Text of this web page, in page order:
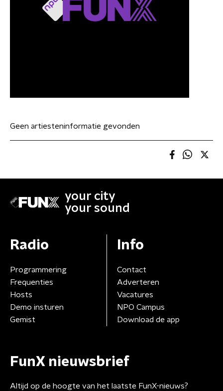
Geen artiesteninformatie gevonden
your city
your sound
Radio
Programmering
Frequenties
Hosts
Demo insturen
Gemist
Info
Contact
Adverteren
Vacatures
NPO Campus
Download de app
FunX nieuwsbrief
Altijd op de hoogte van het laatste FunX-nieuws?